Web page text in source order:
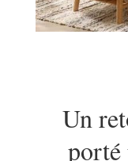
Un
porté